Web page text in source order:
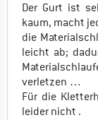
Der Gurt ist
kaum, macht
die
leicht ab;
verletzen …
Für die
leider nicht .